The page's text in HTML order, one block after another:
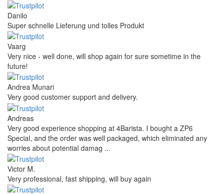
Danilo
Super schnelle Lieferung und tolles Produkt
Vaarg
Very nice - well done, will shop again for sure sometime in the
future!
Andrea Munari
Very good customer support and delivery.
Andreas
Very good experience shopping at 4Barista. I bought a ZP6
Special, and the order was well packaged, which eliminated any
worries about potential damag ...
Victor M.
Very professional, fast shipping, will buy again